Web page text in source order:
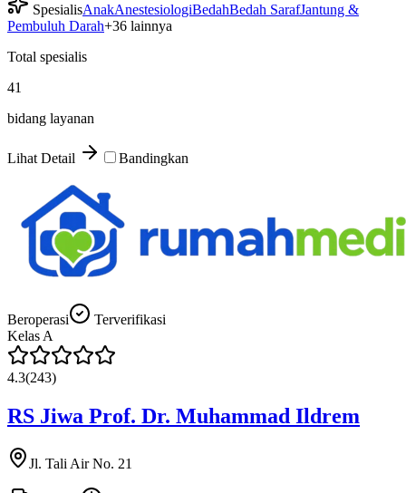
SpesialisAnakAnestesiologiBedahBedah SarafJantung &
Pembuluh Darah+36 lainnya
Total spesialis
41
bidang layanan
Lihat Detail Bandingkan
Beroperasi
Terverifikasi
Kelas A
4.3(243)
RS Jiwa Prof. Dr. Muhammad Ildrem
Jl. Tali Air No. 21